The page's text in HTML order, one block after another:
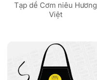
Tạp dề Cơm niêu Hương
Việt